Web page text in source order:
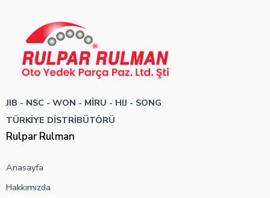
JIB - NSC - WON - MİRU - HIJ - SONG
TÜRKİYE DİSTRİBÜTÖRÜ
Rulpar Rulman
Anasayfa
Hakkımızda